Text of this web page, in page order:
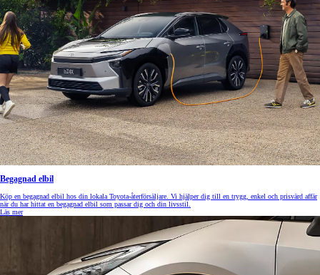
Begagnad elbil
Köp en begagnad elbil hos din lokala Toyota-återförsäljare. Vi hjälper dig till en trygg, enkel och prisvärd affär
när du har hittat en begagnad elbil som passar dig och din livsstil.
Läs mer